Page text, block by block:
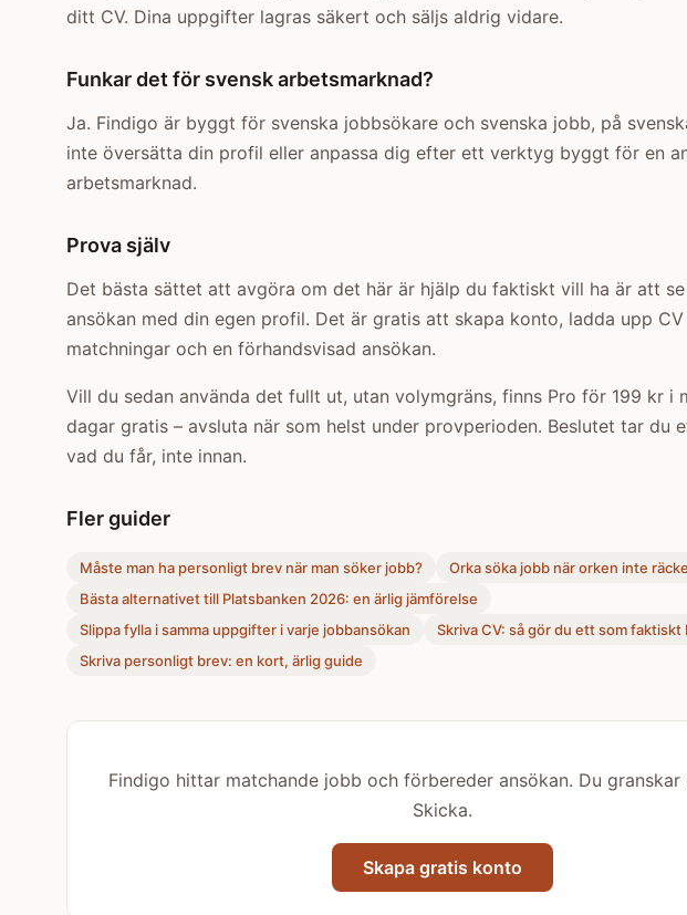
ditt CV. Dina uppgifter lagras säkert och säljs aldrig vidare.
Funkar det för svensk arbetsmarknad?
Ja. Findigo är byggt för svenska jobbsökare och svenska jobb, på
inte översätta din profil eller anpassa dig efter ett verktyg byggt för en
arbetsmarknad.
Prova själv
Det bästa sättet att avgöra om det här är hjälp du faktiskt vill ha är att
ansökan med din egen profil. Det är gratis att skapa konto, ladda upp
matchningar och en förhandsvisad ansökan.
Vill du sedan använda det fullt ut, utan volymgräns, finns Pro för 199 kr i
dagar gratis – avsluta när som helst under provperioden. Beslutet tar du
vad du får, inte innan.
Fler guider
Måste man ha personligt brev när man söker jobb?
Orka söka jobb när orken inte
Bästa alternativet till Platsbanken 2026: en ärlig jämförelse
Slippa fylla i samma uppgifter i varje jobbansökan
Skriva CV: så gör du ett som faktiskt
Skriva personligt brev: en kort, ärlig guide
Findigo hittar matchande jobb och förbereder ansökan. Du
Skicka.
Skapa gratis konto